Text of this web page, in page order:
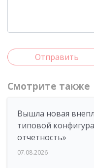
Отправить
Смотрите также
Вышла новая
типовой
отчетность»
07.08.2026